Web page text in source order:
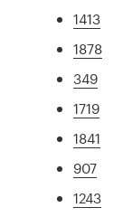
1413
1878
349
1719
1841
907
1243